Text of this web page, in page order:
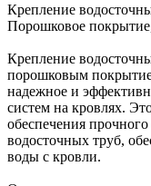
Крепление
Порошковое
Крепление
порошковым
надежное и
систем на кровлях.
обеспечения
водосточных труб,
воды с кровли.